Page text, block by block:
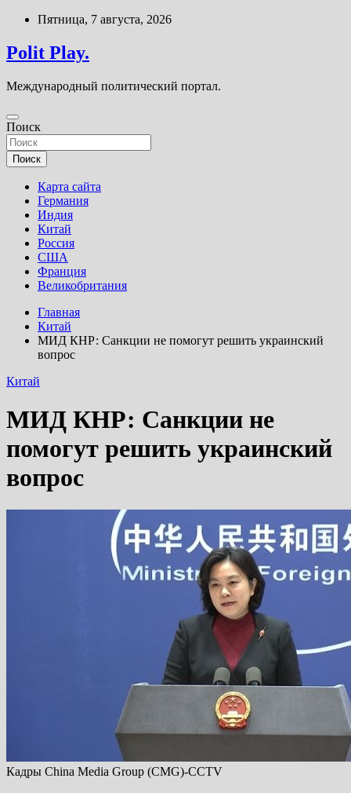
Перейти
содержимому
Пятница, 7 августа, 2026
Polit Play.
Международный политический портал.
Поиск
Поиск
Карта сайта
Германия
Индия
Китай
Россия
США
Франция
Великобритания
Главная
Китай
МИД КНР: Санкции не помогут решить украинский
вопрос
Китай
МИД КНР: Санкции не
помогут решить украинский
вопрос
Кадры China Media Group (CMG)-CCTV